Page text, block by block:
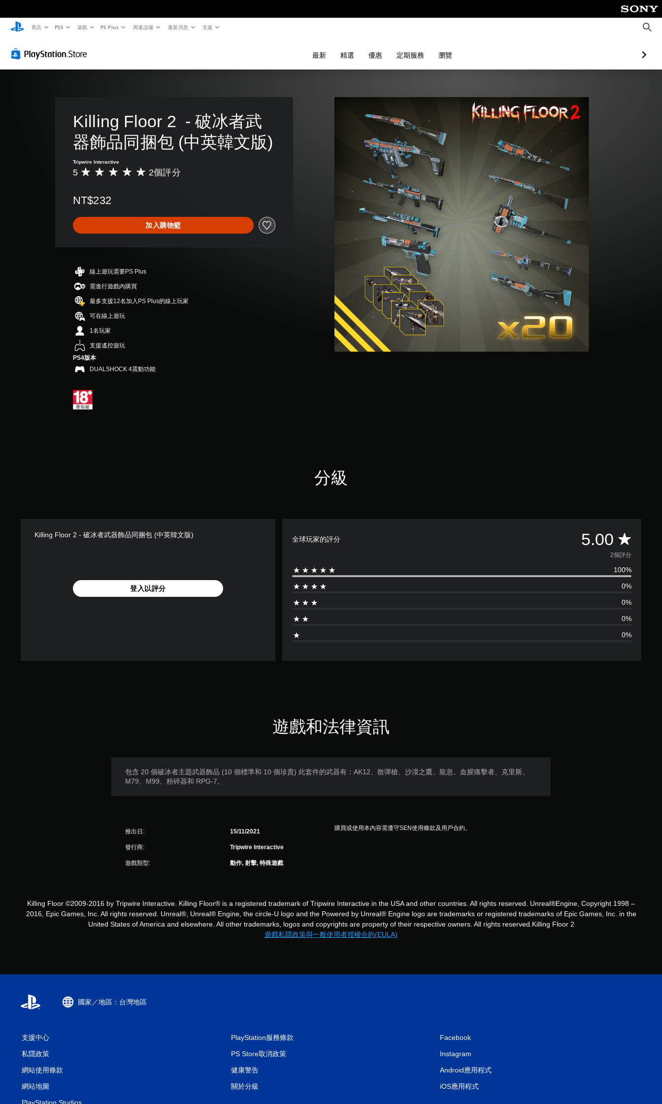
商店 PS5 遊戲 PS Plus 周邊設備 最新消息 支援
搜
尋
最新 精選 優惠 定期服務 瀏覽
Killing Floor 2  - 破冰者武
器飾品同捆包 (中英韓文版)
Tripwire Interactive
平
分
5
顆
（
分
5
顆
星
）
，
共
2
則
評
分
5 2個評分
NT$232
加入購物籃
線上遊玩需要PS Plus
需進行遊戲內購買
最多支援12名加入PS Plus的線上玩家
可在線上遊玩
1名玩家
支援遙控遊玩
PS4版本
DUALSHOCK 4震動功能
分級
Killing Floor 2 - 破冰者武器飾品同捆包 (中英韓文版)
登入以評分
全球玩家的評分 5.00 平
均
評
分
為
5
顆
則
2個評分
100%
0%
0%
0%
0%
遊戲和法律資訊
包含 20 個破冰者主題武器飾品 (10 個標準和 10 個珍貴) 此套件的武器有：AK12、散彈槍、沙漠之鷹、龍息、血腥痛擊者、克里斯、
M79、M99、粉碎器和 RPG-7。
推出日: 15/11/2021
發行商: Tripwire Interactive
遊戲類型: 動作, 射擊, 特殊遊戲
購買或使用本內容需遵守SEN使用條款及用戶合約。
Killing Floor ©2009-2016 by Tripwire Interactive. Killing Floor® is a registered trademark of Tripwire Interactive in the USA and other countries. All rights reserved. Unreal®Engine, Copyright 1998 –
2016, Epic Games, Inc. All rights reserved. Unreal®, Unreal® Engine, the circle-U logo and the Powered by Unreal® Engine logo are trade­marks or registered trademarks of Epic Games, Inc. in the
United States of America and elsewhere. All other trademarks, logos and copyrights are property of their respective owners. All rights reserved.Killing Floor 2
遊戲私隱政策與一般使用者授權合約(EULA)
國家／地區：台灣地區
支援中心
私隱政策
網站使用條款
網站地圖
PlayStation服務條款
PS Store取消政策
健康警告
關於分級
Facebook
Instagram
Android應用程式
iOS應用程式